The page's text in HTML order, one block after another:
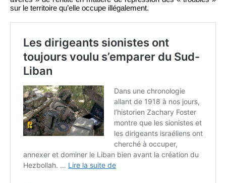
sur le territoire qu’elle occupe illégalement.